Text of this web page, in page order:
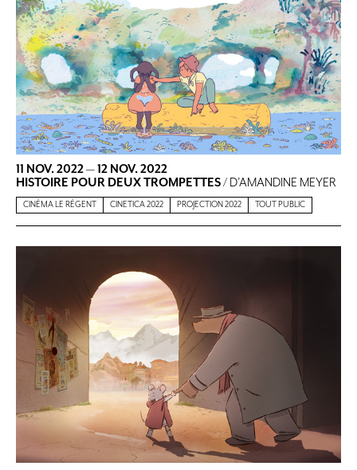
11 NOV. 2022—12 NOV. 2022
HISTOIRE POUR DEUX TROMPETTES/ D’AMANDINE MEYER
CINÉMA LE RÉGENT CINETICA 2022 PROJECTION 2022 TOUT PUBLIC